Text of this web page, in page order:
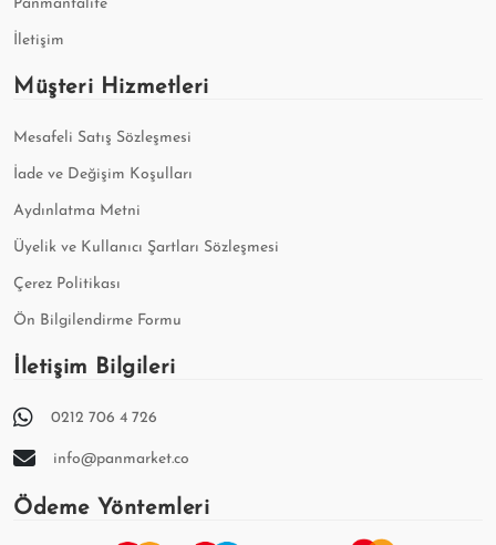
Panmantalite
İletişim
Müşteri Hizmetleri
Mesafeli Satış Sözleşmesi
İade ve Değişim Koşulları
Aydınlatma Metni
Üyelik ve Kullanıcı Şartları Sözleşmesi
Çerez Politikası
Ön Bilgilendirme Formu
İletişim Bilgileri
0212 706 4 726
info@panmarket.co
Ödeme Yöntemleri